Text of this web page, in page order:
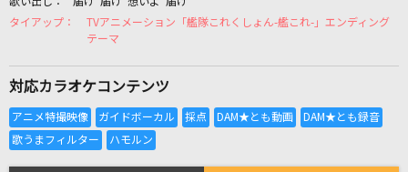
カラオケリクエスト
全国りれき
リアルタイムで歌われている曲の一覧
TVアニメーション「艦隊これくしょん-艦これ-」エンディング
テーマ
対応カラオケコンテンツ